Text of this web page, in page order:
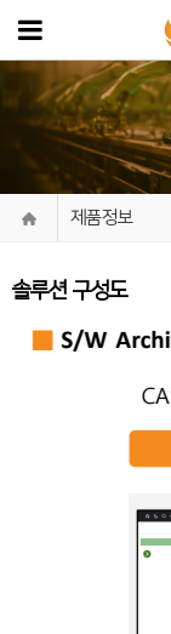
제품정보
솔루션 구성도